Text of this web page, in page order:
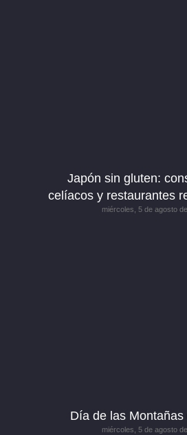
Japón sin gluten:
celíacos y restaurantes
miércoles, 5 de agosto
Día de las Montañas
miércoles, 5 de agosto